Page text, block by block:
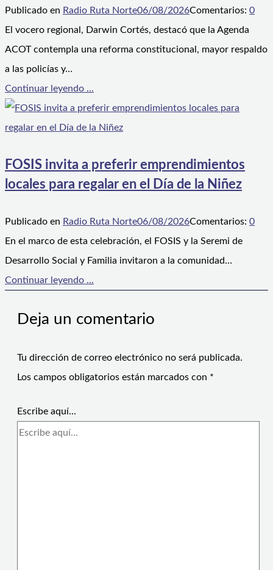
Publicado en Radio Ruta Norte06/08/2026Comentarios: 0
El vocero regional, Darwin Cortés, destacó que la Agenda
ACOT contempla una reforma constitucional, mayor respaldo
a las policías y…
Continuar leyendo ...
FOSIS invita a preferir emprendimientos
locales para regalar en el Día de la Niñez
Publicado en Radio Ruta Norte06/08/2026Comentarios: 0
En el marco de esta celebración, el FOSIS y la Seremi de
Desarrollo Social y Familia invitaron a la comunidad…
Continuar leyendo ...
Deja un comentario
Tu dirección de correo electrónico no será publicada.
Los campos obligatorios están marcados con *
Escribe aquí...